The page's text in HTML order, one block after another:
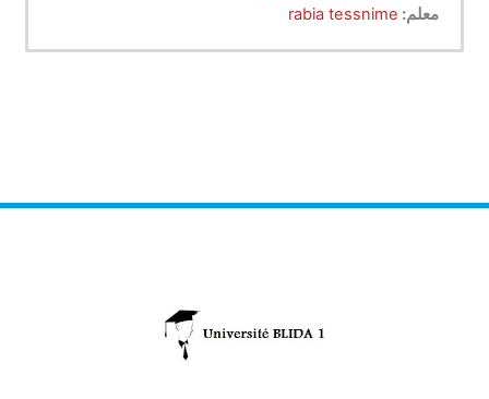
معلم: rabia tessnime